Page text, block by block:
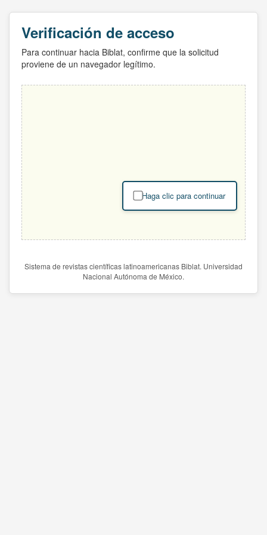
Verificación de acceso
Para continuar hacia Biblat, confirme que la solicitud
proviene de un navegador legítimo.
Haga clic para continuar
Sistema de revistas científicas latinoamericanas Biblat. Universidad
Nacional Autónoma de México.